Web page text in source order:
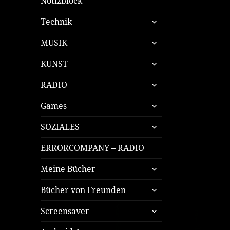
Technik
untermenü
öffnen
MUSIK
untermenü
öffnen
KUNST
untermenü
öffnen
RADIO
untermenü
öffnen
Games
untermenü
öffnen
SOZIALES
untermenü
öffnen
ERRORCOMPANY – RADIO
Meine Bücher
untermenü
öffnen
Bücher von Freunden
untermenü
öffnen
Screensaver
untermenü
öffnen